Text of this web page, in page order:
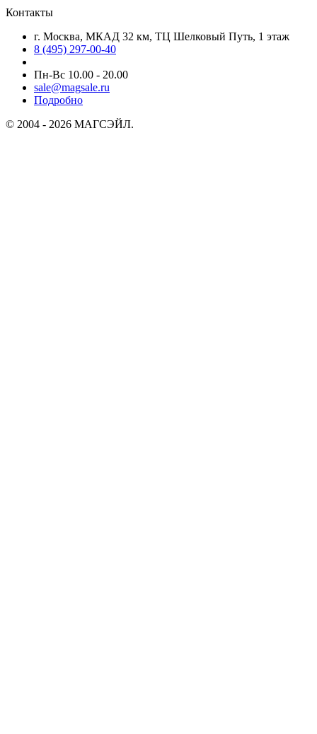
Контакты
г. Москва, МКАД 32 км, ТЦ Шелковый Путь, 1 этаж
8 (495) 297-00-40
Пн-Вс 10.00 - 20.00
sale@magsale.ru
Подробно
© 2004 - 2026 МАГСЭЙЛ.